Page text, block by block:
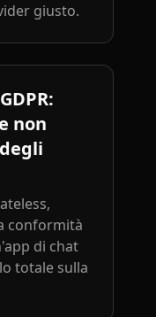
giusto.
non
conformità
di chat
totale sulla